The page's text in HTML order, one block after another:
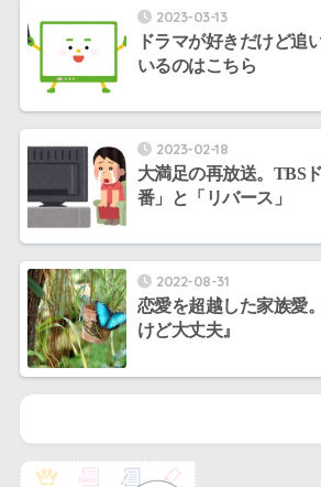
2023-03-13
ドラマが好きだけど追
いるのはこちら
2023-02-18
大満足の再放送。TBS
番」と「リバース」
2022-08-31
恋愛を超越した家族愛
けど大丈夫』